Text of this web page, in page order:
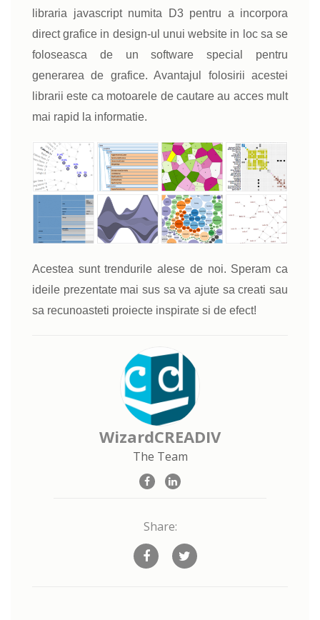
libraria javascript numita D3 pentru a incorpora
direct grafice in design-ul unui website in loc sa se
foloseasca de un software special pentru
generarea de grafice. Avantajul folosirii acestei
librarii este ca motoarele de cautare au acces mult
mai rapid la informatie.
Acestea sunt trendurile alese de noi. Speram ca
ideile prezentate mai sus sa va ajute sa creati sau
sa recunoasteti proiecte inspirate si de efect!
WizardCREADIV
The Team
Share: